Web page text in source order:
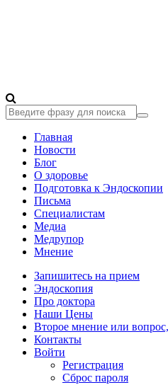
Главная
Новости
Блог
О здоровье
Подготовка к Эндоскопии
Письма
Специалистам
Медиа
Медрупор
Мнение
Запишитесь на прием
Эндоскопия
Про доктора
Наши Цены
Второе мнение или
Контакты
Войти
Регистрация
Сброс пароля